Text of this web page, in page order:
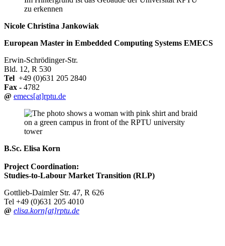
Nicole Christina Jankowiak
European Master in Embedded Computing Systems EMECS
Erwin-Schrödinger-Str.
Bld. 12, R 530
Tel +49 (0)631 205 2840
Fax - 4782
@ emecs[at]rptu.de
B.Sc. Elisa Korn
Project Coordination:
Studies-to-Labour Market Transition (RLP)
Gottlieb-Daimler Str. 47, R 626
Tel +49 (0)631 205 4010
@ elisa.korn[at]rptu.de